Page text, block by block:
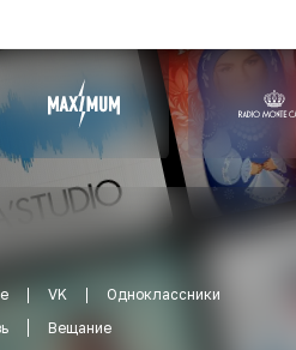
VK
Одноклассники
Вещание